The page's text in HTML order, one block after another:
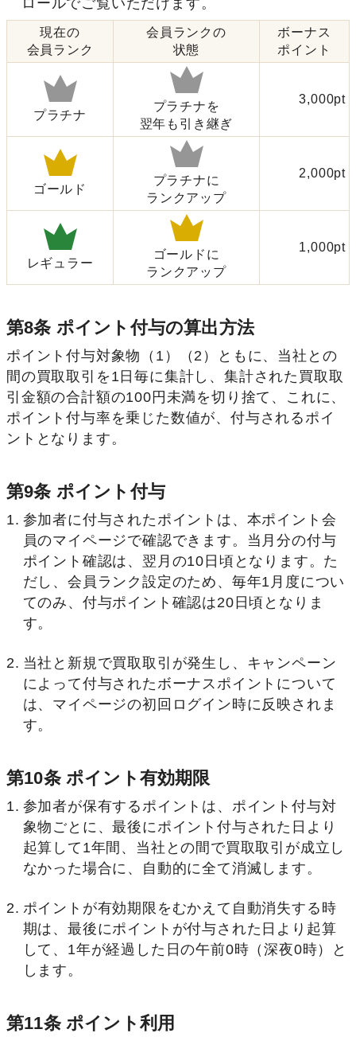
ロールでご覧いただけます。
現在の
会員ランク
会員ランクの
状態
ボーナス
ポイント
プラチナ
プラチナを
翌年も引き継ぎ
3,000pt
ゴールド
プラチナに
ランクアップ
2,000pt
レギュラー
ゴールドに
ランクアップ
1,000pt
第8条 ポイント付与の算出方法
ポイント付与対象物（1）（2）ともに、当社との
間の買取取引を1日毎に集計し、集計された買取取
引金額の合計額の100円未満を切り捨て、これに、
ポイント付与率を乗じた数値が、付与されるポイ
ントとなります。
第9条 ポイント付与
参加者に付与されたポイントは、本ポイント会
員のマイページで確認できます。当月分の付与
ポイント確認は、翌月の10日頃となります。た
だし、会員ランク設定のため、毎年1月度につい
てのみ、付与ポイント確認は20日頃となりま
す。
当社と新規で買取取引が発生し、キャンペーン
によって付与されたボーナスポイントについて
は、マイページの初回ログイン時に反映されま
す。
第10条 ポイント有効期限
参加者が保有するポイントは、ポイント付与対
象物ごとに、最後にポイント付与された日より
起算して1年間、当社との間で買取取引が成立し
なかった場合に、自動的に全て消滅します。
ポイントが有効期限をむかえて自動消失する時
期は、最後にポイントが付与された日より起算
して、1年が経過した日の午前0時（深夜0時）と
します。
第11条 ポイント利用